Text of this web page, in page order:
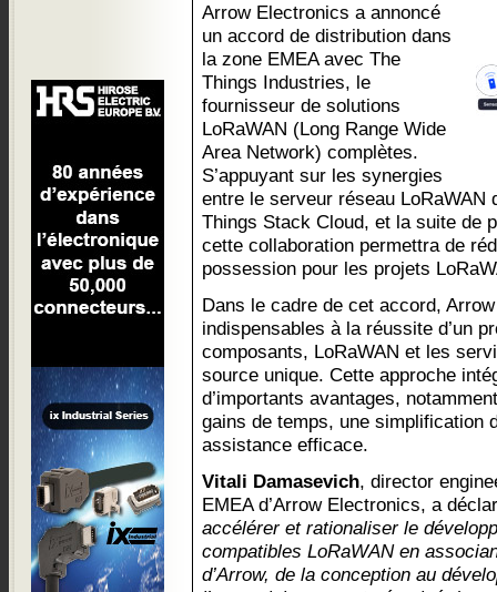
Arrow Electronics a annoncé
un accord de distribution dans
la zone EMEA avec The
Things Industries, le
fournisseur de solutions
LoRaWAN (Long Range Wide
Area Network) complètes.
S’appuyant sur les synergies
entre le serveur réseau LoRaWAN
Things Stack Cloud, et la suite de
cette collaboration permettra de
possession pour les projets
Dans le cadre de cet accord,
indispensables à la réussite d’un
composants, LoRaWAN et les
source unique. Cette approche
d’importants avantages,
gains de temps, une simplification
assistance efficace.
Vitali Damasevich, director
EMEA d’Arrow Electronics, a
accélérer et rationaliser le
compatibles LoRaWAN en
d’Arrow, de la conception au